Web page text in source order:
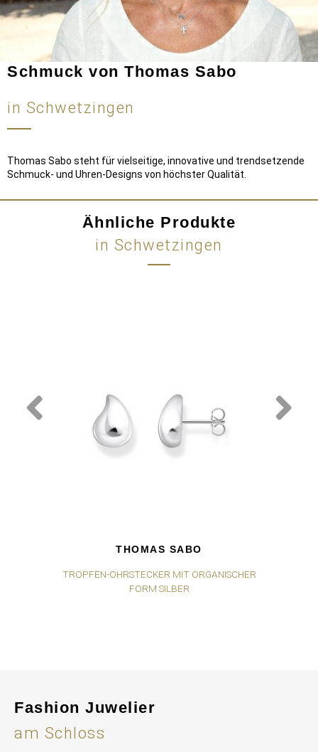
Schmuck von Thomas Sabo
in Schwetzingen
Thomas Sabo steht für vielseitige, innovative und trendsetzende
Schmuck- und Uhren-Designs von höchster Qualität.
Ähnliche Produkte
in Schwetzingen
THOMAS SABO
TROPFEN-OHRSTECKER MIT ORGANISCHER
FORM SILBER
Fashion Juwelier
am Schloss